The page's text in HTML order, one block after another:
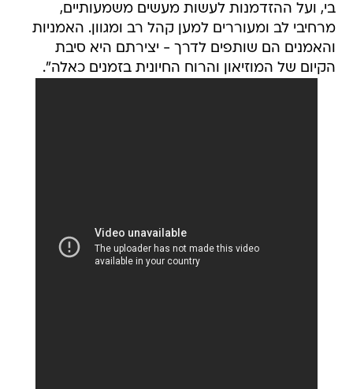
בי, ועל ההזדמנות לעשות מעשים משמעותיים,
מרחיבי לב ומעוררים למען קהל רב ומגוון. האמניות
והאמנים הם שותפים לדרך - יצירתם היא סיבת
הקיום של המוזיאון והרוח החיונית בזמנים כאלה".